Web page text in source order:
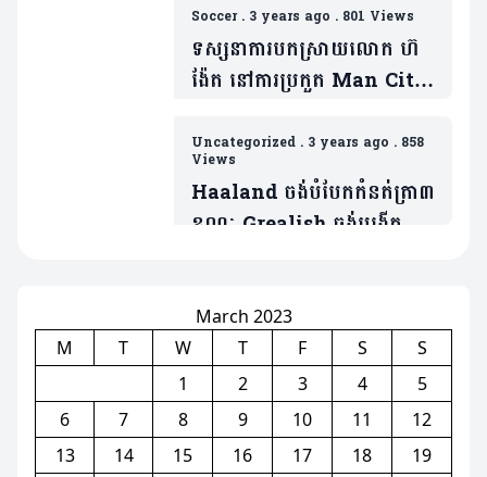
Soccer. 3 years ago . 801 Views
ទស្សនាការបកស្រាយលោក ហ៊
ង៉ែត នៅការប្រកួត Man City
Uncategorized . 3 years ago . 858
Views
Haaland ចង់បំបែកកំនត់ត្រា៣
ខណៈ Grealish ចង់បង្កើត
March 2023
M
T W T F S
S
1
2 3 4
5
6
7 8 9 10 11
12
13
14 15 16 17 18
19